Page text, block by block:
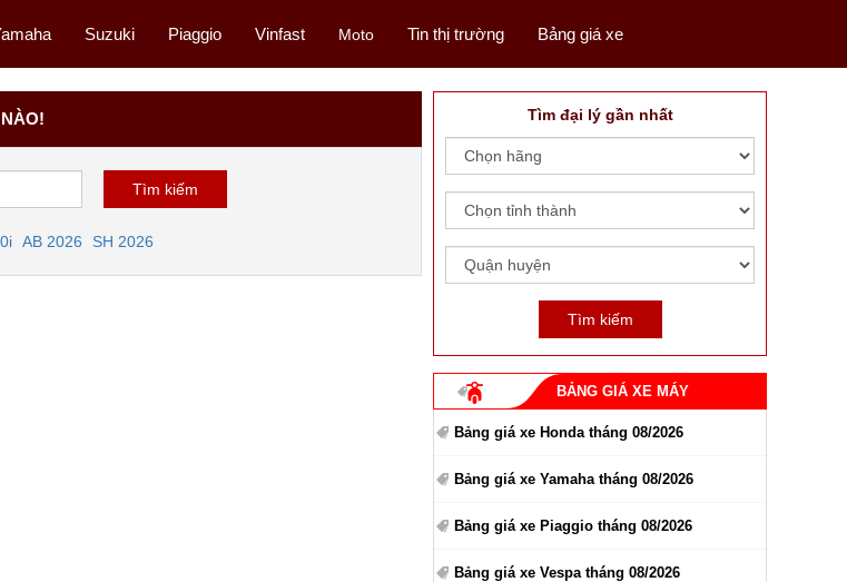
Suzuki Piaggio Vinfast Moto Tin thị trường Bảng giá xe
AB 2026 SH 2026
Tìm đại lý gần nhất
BẢNG GIÁ XE MÁY
Bảng giá xe Honda tháng 08/2026
Bảng giá xe Yamaha tháng 08/2026
Bảng giá xe Piaggio tháng 08/2026
Bảng giá xe Vespa tháng 08/2026